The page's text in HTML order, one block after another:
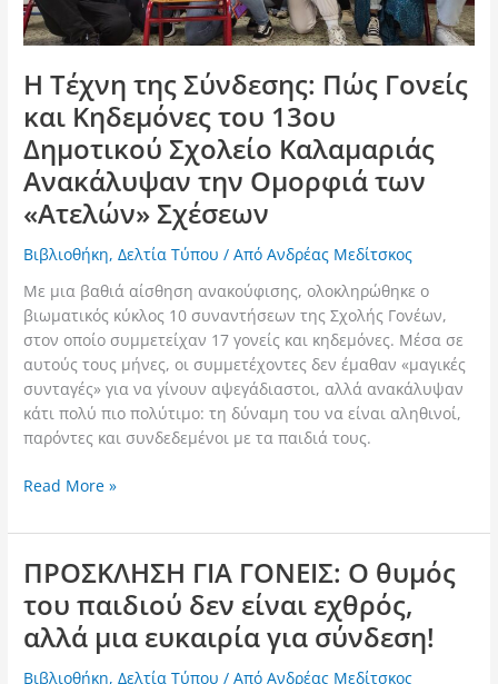
Η Τέχνη της Σύνδεσης: Πώς Γονείς
και Κηδεμόνες του 13ου
Δημοτικού Σχολείο Καλαμαριάς
Ανακάλυψαν την Ομορφιά των
«Ατελών» Σχέσεων
Βιβλιοθήκη,Δελτία Τύπου / ΑπόΑνδρέας Μεδίτσκος
Με μια βαθιά αίσθηση ανακούφισης, ολοκληρώθηκε ο
βιωματικός κύκλος 10 συναντήσεων της Σχολής Γονέων,
στον οποίο συμμετείχαν 17 γονείς και κηδεμόνες. Μέσα σε
αυτούς τους μήνες, οι συμμετέχοντες δεν έμαθαν «μαγικές
συνταγές» για να γίνουν αψεγάδιαστοι, αλλά ανακάλυψαν
κάτι πολύ πιο πολύτιμο: τη δύναμη του να είναι αληθινοί,
παρόντες και συνδεδεμένοι με τα παιδιά τους.
Κηδεμόνες
του
Δημοτικού
Σχολείο
Καλαμαριάς
Ανακάλυψαν
την
Ομορφιά
«Ατελών»
Σχέσεων
Read More »
ΠΡΟΣΚΛΗΣΗ ΓΙΑ ΓΟΝΕΙΣ: Ο θυμός
του παιδιού δεν είναι εχθρός,
αλλά μια ευκαιρία για σύνδεση!
Βιβλιοθήκη,Δελτία Τύπου / ΑπόΑνδρέας Μεδίτσκος
ΠΡΟΣΚΛΗΣΗ
ΓΟΝΕΙΣ:
Ο